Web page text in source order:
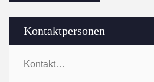
Kontaktpersonen
Kontaktpersonen: